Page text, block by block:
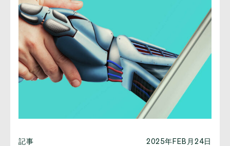
記事 2025年FEB月24日